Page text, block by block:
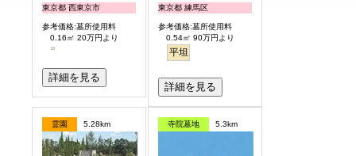
東京都 西東京市
参考価格:墓所使用料
0.16㎡ 20万円より
詳細を見る
東京都 練馬区
参考価格:墓所使用料
0.54㎡ 90万円より
平坦
詳細を見る
霊園 5.28km 寺院墓地 5.3km